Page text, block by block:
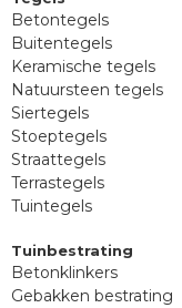
Betontegels
Buitentegels
Keramische tegels
Natuursteen tegels
Siertegels
Stoeptegels
Straattegels
Terrastegels
Tuintegels
Tuinbestrating
Betonklinkers
Gebakken bestrating